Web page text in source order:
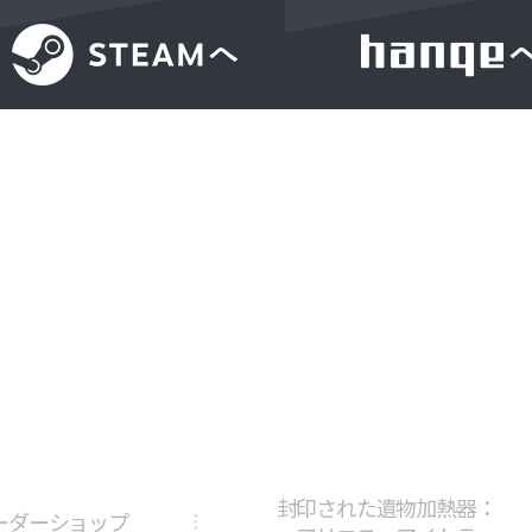
ダーショップ
封印された遺物加熱器：